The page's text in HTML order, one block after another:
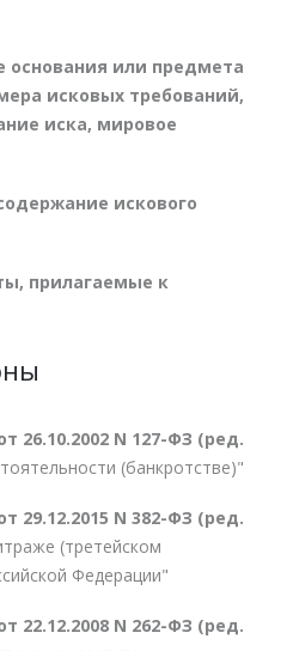
основания или предмета
исковых требований,
иска, мировое
искового
прилагаемые к
26.10.2002 N 127-ФЗ (ред.
(банкротстве)"
29.12.2015 N 382-ФЗ (ред.
(третейском
Федерации"
22.12.2008 N 262-ФЗ (ред.